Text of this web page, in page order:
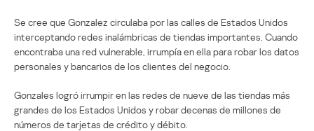
Se cree que Gonzalez circulaba por las calles de Estados Unidos
interceptando redes inalámbricas de tiendas importantes. Cuando
encontraba una red vulnerable, irrumpía en ella para robar los datos
personales y bancarios de los clientes del negocio.
Gonzales logró irrumpir en las redes de nueve de las tiendas más
grandes de los Estados Unidos y robar decenas de millones de
números de tarjetas de crédito y débito.